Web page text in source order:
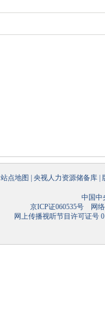
站点地图 央视人力资源储备库
中国中
京ICP证060535号网络
网上传播视听节目许可证号